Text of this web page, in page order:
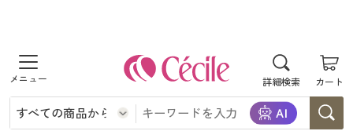
詳細検索 カート
商品を探す
レディース
レディース
レディース通販すべて
インナー・下着